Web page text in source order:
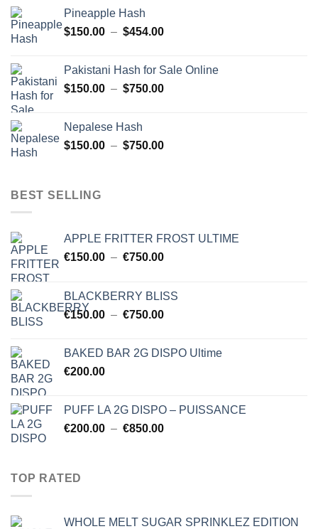
à
Pineapple Hash
$150.00 – $454.00Plage
$150.00
à
Pakistani Hash for Sale Online
$150.00 – $750.00Plage
à
Nepalese Hash
$150.00 – $750.00Plage
BEST SELLING
APPLE FRITTER FROST ULTIME
€150.00 – €750.00Plage
€150.00
à
BLACKBERRY BLISS
€150.00 – €750.00Plage
€150.00
BAKED BAR 2G DISPO Ultime
€200.00
PUFF LA 2G DISPO – PUISSANCE
€200.00 – €850.00Plage
TOP RATED
WHOLE MELT SUGAR SPRINKLEZ EDITION